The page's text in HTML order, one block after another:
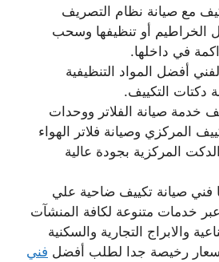
مع صيانة نظام التصريف
الخراطيم أو تنظيفها وسحب
في داخلها.
أفضل المواد التنظيفية
دكتات التكييف.
خدمة صيانة الفلاتر ووحدات
المركزي وصيانة فلاتر الهواء
المركزية بجودة عالية
فني صيانة تكييف ضاحية علي
خدمات متنوعة لكافة المنشآت
والابراج التجارية والسكنية
رخيصة جدا لطلب أفضل فني